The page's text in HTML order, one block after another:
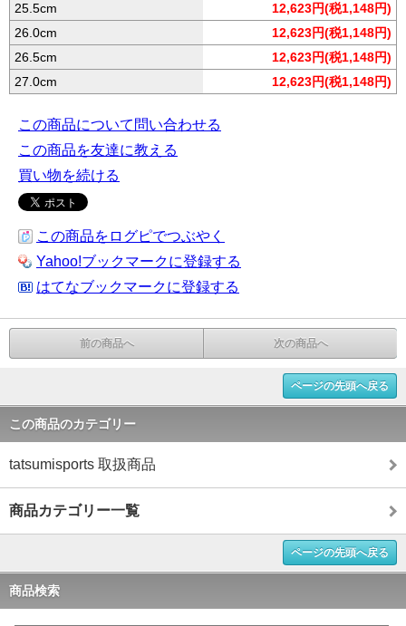
25.5cm
12,623円(税1,148円)
26.0cm
12,623円(税1,148円)
26.5cm
12,623円(税1,148円)
27.0cm
12,623円(税1,148円)
この商品について問い合わせる
この商品を友達に教える
買い物を続ける
この商品をログピでつぶやく
Yahoo!ブックマークに登録する
はてなブックマークに登録する
前の商品へ 次の商品へ
ページの先頭へ戻る
この商品のカテゴリー
tatsumisports 取扱商品
商品カテゴリー一覧
ページの先頭へ戻る
商品検索